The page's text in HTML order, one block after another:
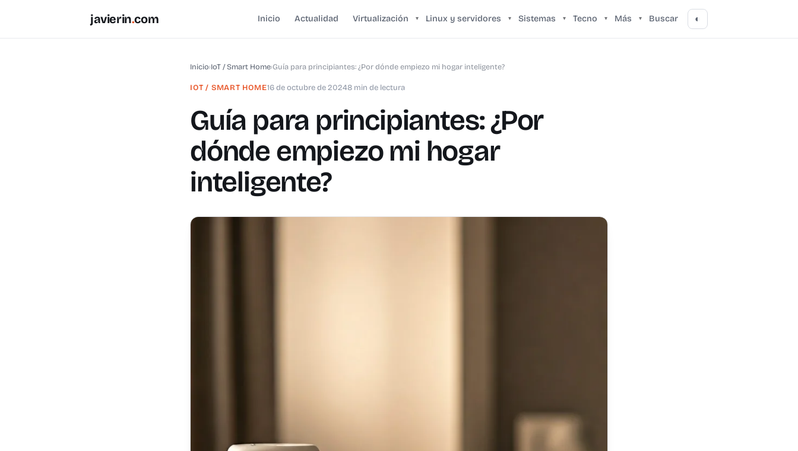
javierin.com Inicio Actualidad Virtualización ▾ Linux y servidores ▾ Sistemas ▾ Tecno ▾ Más ▾ Buscar ◐
Inicio›IoT / Smart Home›Guía para principiantes: ¿Por dónde empiezo mi hogar inteligente?
IOT / SMART HOME16 de octubre de 20248 min de lectura
Guía para principiantes: ¿Por
dónde empiezo mi hogar
inteligente?